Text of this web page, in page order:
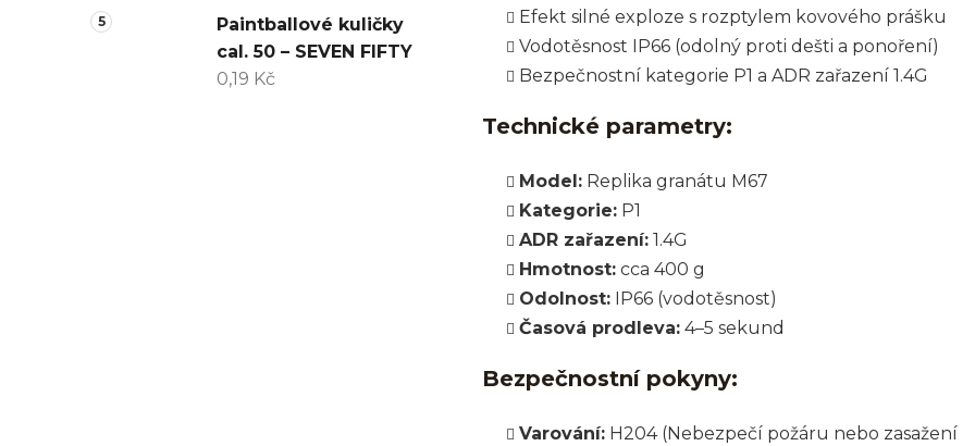
Paintballové kuličky
cal. 50 – SEVEN FIFTY
0,19 Kč
Efekt silné exploze s rozptylem kovového prášku
Vodotěsnost IP66 (odolný proti dešti a ponoření)
Bezpečnostní kategorie P1 a ADR zařazení 1.4G
Technické parametry:
Model: Replika granátu M67
Kategorie: P1
ADR zařazení: 1.4G
Hmotnost: cca 400 g
Odolnost: IP66 (vodotěsnost)
Časová prodleva: 4–5 sekund
Bezpečnostní pokyny:
Varování: H204 (Nebezpečí požáru nebo zasažení